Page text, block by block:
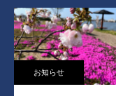
お知らせ